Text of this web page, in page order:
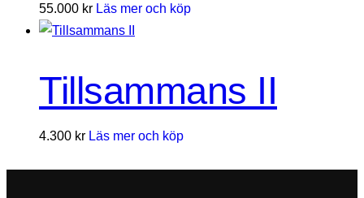
55.000 kr Läs mer och köp
Tillsammans II
4.300 kr Läs mer och köp